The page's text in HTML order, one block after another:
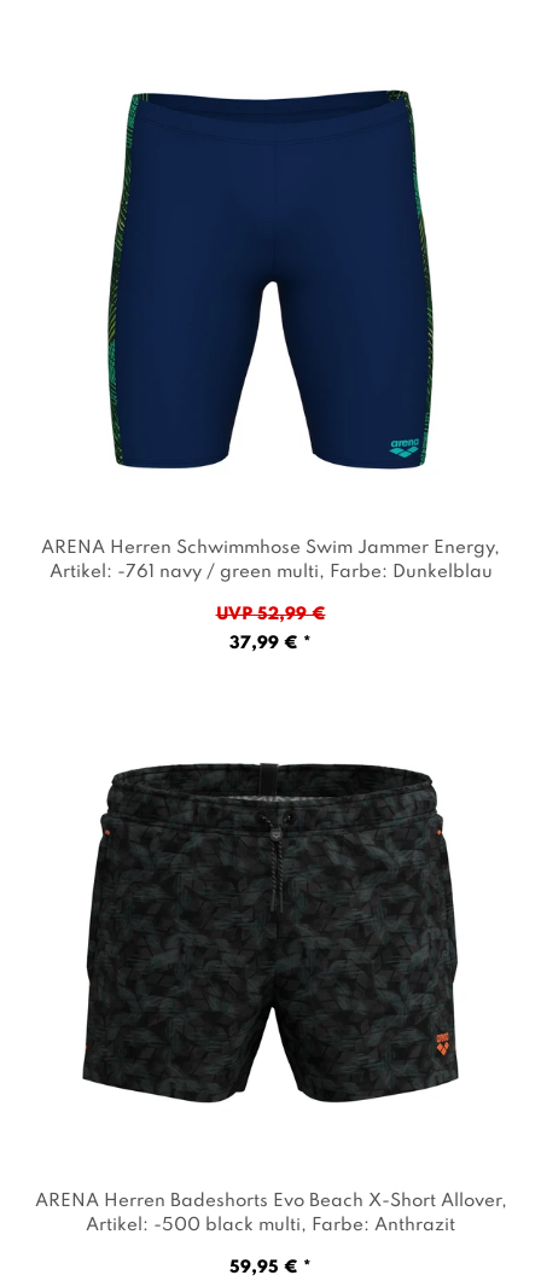
ARENA Herren Schwimmhose Swim Jammer Energy,
Artikel: -761 navy / green multi, Farbe: Dunkelblau
UVP 52,99 €
37,99 € *
ARENA Herren Badeshorts Evo Beach X-Short Allover,
Artikel: -500 black multi, Farbe: Anthrazit
59,95 € *